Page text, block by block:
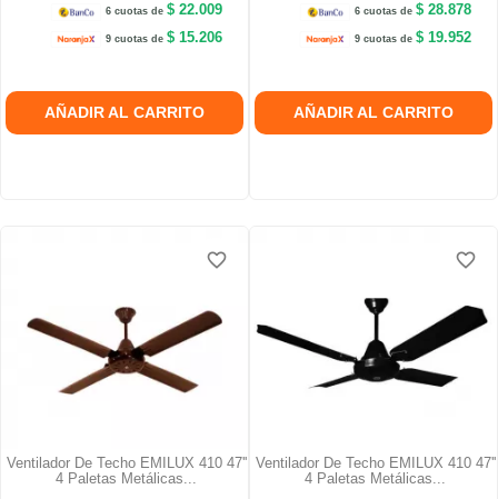
6 cuotas de$ 22.009
9 cuotas de$ 15.206
AÑADIR AL CARRITO
6 cuotas de$ 28.878
9 cuotas de$ 19.952
AÑADIR AL CARRITO
Ventilador De Techo EMILUX 410 47''
4 Paletas Metálicas...
favorite_border
Ventilador De Techo EMILUX 410 47''
4 Paletas Metálicas...
favorite_border